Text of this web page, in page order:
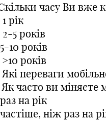
часу Ви вже
рік
2-5 років
10 років
>10 років
Які переваги
Як часто ви міняєте
на рік
ніж раз на